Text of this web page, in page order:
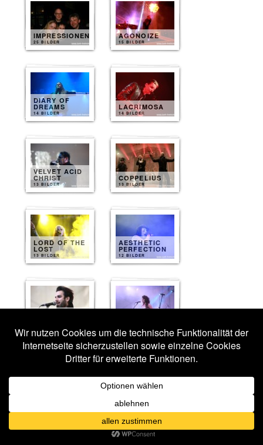
IMPRESSIONEN
25 BILDER
AGONOIZE
15 BILDER
DIARY OF
DREAMS
14 BILDER
LACRIMOSA
14 BILDER
VELVET ACID
CHRIST
13 BILDER
COPPELIUS
13 BILDER
LORD OF THE
LOST
13 BILDER
AESTHETIC
PERFECTION
12 BILDER
ERIC FISH
AND FRIENDS